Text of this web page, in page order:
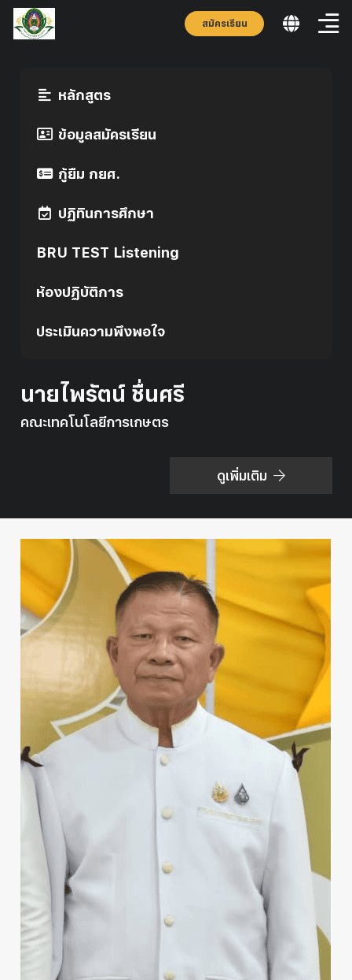
สมัครเรียน
หลักสูตร
ข้อมูลสมัครเรียน
กู้ยืม กยศ.
ปฏิทินการศึกษา
BRU TEST Listening
ห้องปฏิบัติการ
ประเมินความพึงพอใจ
นายไพรัตน์ ชื่นศรี
คณะเทคโนโลยีการเกษตร
ดูเพิ่มเติม